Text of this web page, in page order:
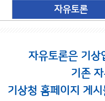
자유토론
자유토론은 기상
기존
기상청 홈페이지 게